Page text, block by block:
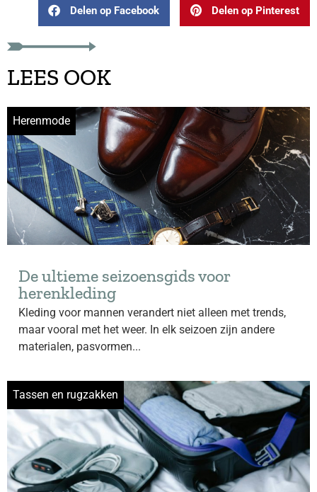
Delen op Facebook Delen op Pinterest
LEES OOK
Herenmode
De ultieme seizoensgids voor
herenkleding
Kleding voor mannen verandert niet alleen met trends,
maar vooral met het weer. In elk seizoen zijn andere
materialen, pasvormen...
Tassen en rugzakken